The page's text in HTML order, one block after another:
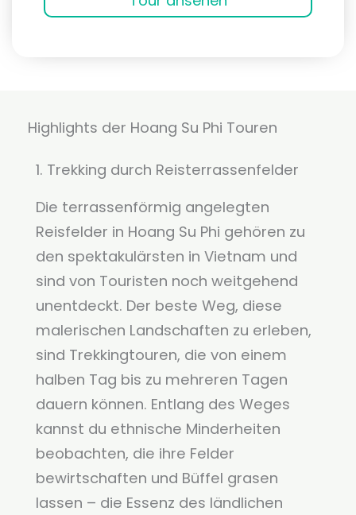
Highlights der Hoang Su Phi Touren
1. Trekking durch Reisterrassenfelder
Die terrassenförmig angelegten
Reisfelder in Hoang Su Phi gehören zu
den spektakulärsten in Vietnam und
sind von Touristen noch weitgehend
unentdeckt. Der beste Weg, diese
malerischen Landschaften zu erleben,
sind Trekkingtouren, die von einem
halben Tag bis zu mehreren Tagen
dauern können. Entlang des Weges
kannst du ethnische Minderheiten
beobachten, die ihre Felder
bewirtschaften und Büffel grasen
lassen – die Essenz des ländlichen